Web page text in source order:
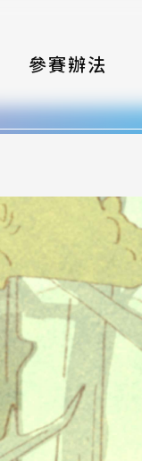
參賽辦法
大賽組織
時程與類別
報名格式
評選與獎項
簡章與年鑑
常見問題